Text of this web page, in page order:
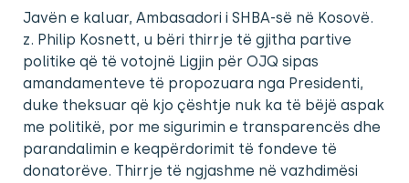
Javën e kaluar, Ambasadori i SHBA-së në Kosovë.
z. Philip Kosnett, u bëri thirrje të gjitha partive
politike që të votojnë Ligjin për OJQ sipas
amandamenteve të propozuara nga Presidenti,
duke theksuar që kjo çështje nuk ka të bëjë aspak
me politikë, por me sigurimin e transparencës dhe
parandalimin e keqpërdorimit të fondeve të
donatorëve. Thirrje të ngjashme në vazhdimësi